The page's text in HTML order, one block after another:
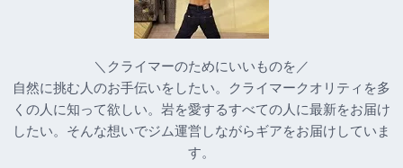
＼クライマーのためにいいものを／
自然に挑む人のお手伝いをしたい。クライマークオリティを多
くの人に知って欲しい。岩を愛するすべての人に最新をお届け
したい。そんな想いでジム運営しながらギアをお届けしていま
す。